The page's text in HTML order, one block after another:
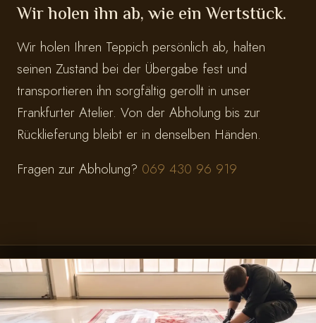
Wir holen ihn ab, wie ein Wertstück.
Wir holen Ihren Teppich persönlich ab, halten
seinen Zustand bei der Übergabe fest und
transportieren ihn sorgfältig gerollt in unser
Frankfurter Atelier. Von der Abholung bis zur
Rücklieferung bleibt er in denselben Händen.
Fragen zur Abholung? 069 430 96 919